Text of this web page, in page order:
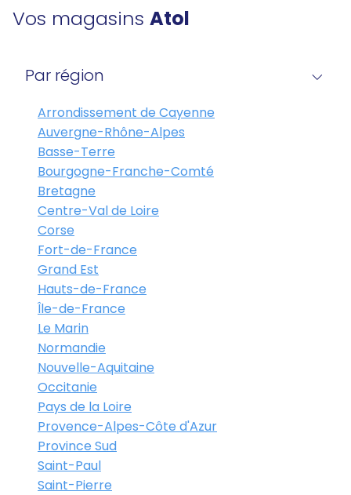
Vos magasins Atol
Par région
Arrondissement de Cayenne
Auvergne-Rhône-Alpes
Basse-Terre
Bourgogne-Franche-Comté
Bretagne
Centre-Val de Loire
Corse
Fort-de-France
Grand Est
Hauts-de-France
Île-de-France
Le Marin
Normandie
Nouvelle-Aquitaine
Occitanie
Pays de la Loire
Provence-Alpes-Côte d'Azur
Province Sud
Saint-Paul
Saint-Pierre